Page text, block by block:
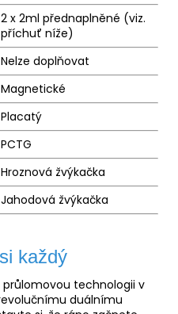
2 x 2ml přednaplněné (viz.
příchuť níže)
Nelze doplňovat
Magnetické
Placatý
PCTG
Hroznová žvýkačka
Jahodová žvýkačka
každý
průlomovou technologii v
duálnímu